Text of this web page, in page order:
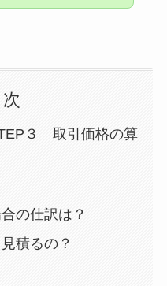
次
３ 取引価格の算
の仕訳は？
積るの？